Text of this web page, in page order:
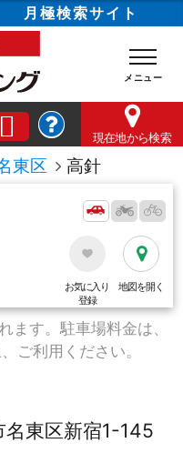
月極検索サイト
現在地から検索
東区 高針
お気に入り
登録
地図を開く
ます。駐車場料金は、
ご利用ください。
名東区新宿1-145